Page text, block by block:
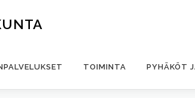
TOIMINTA PYHÄKÖT